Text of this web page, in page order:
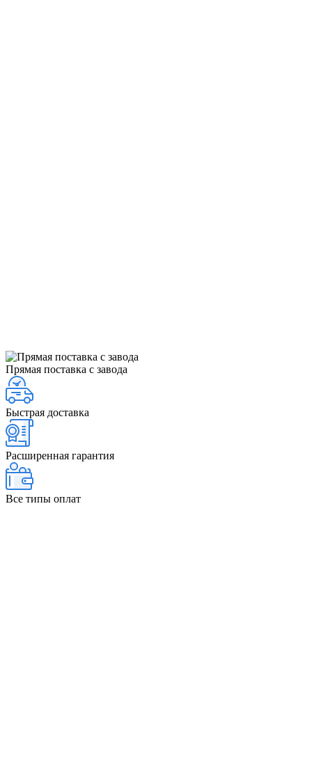
Прямая поставка с завода
Быстрая доставка
Расширенная гарантия
Все типы оплат